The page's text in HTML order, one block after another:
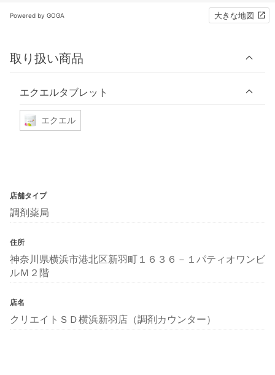
Powered by GOGA 大きな地図
取り扱い商品
エクエルタブレット
エクエル
店舗タイプ
調剤薬局
住所
神奈川県横浜市港北区新羽町１６３６－１パティオワンビ
ルＭ２階
店名
クリエイトＳＤ横浜新羽店（調剤カウンター）